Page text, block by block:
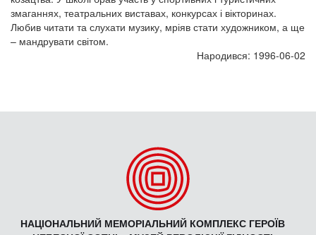
змаганнях, театральних виставах, конкурсах і вікторинах.
Любив читати та слухати музику, мріяв стати художником, а ще
– мандрувати світом.
Народився: 1996-06-02
НАЦІОНАЛЬНИЙ МЕМОРІАЛЬНИЙ КОМПЛЕКС ГЕРОЇВ